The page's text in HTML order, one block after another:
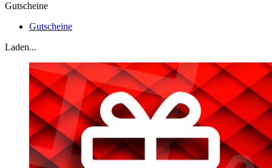
Gutscheine
Gutscheine
Laden...